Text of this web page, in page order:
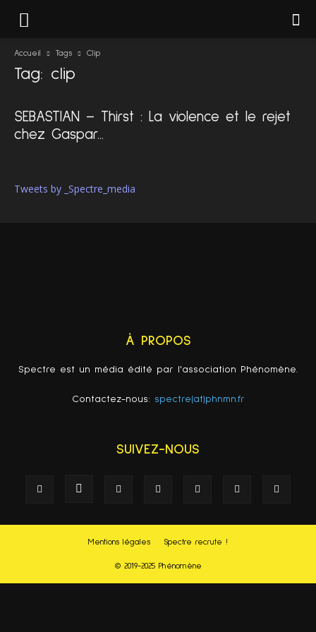
Accueil Tags Clip
Tag: clip
SEBASTIAN – Thirst : La violence et le rejet
chez Gaspar...
Tweets by _Spectre_media
À PROPOS
Spectre est un média édité par l'association Phénomène.
Contactez-nous: spectre(at)phnmn.fr
SUIVEZ-NOUS
Mentions légales Spectre recrute !
© 2019-2025 Phénomène